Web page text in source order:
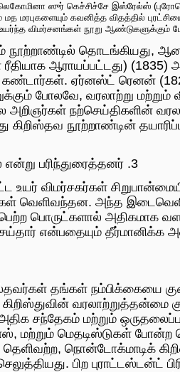
ஸுர் கெச்சிச்சே இஸ்ரேல்ஸ்
மரபுகளையும் கவனித்த விதத்தில்
விமர்சனங்கள் நூறு ஆண்டுகளுக்கும்
நூற்றாண்டில்
ஆராயப்பட்டது)
ஏர்னஸ்ட் ரெனன்
போலவே, வரலாற்று மற்றும்
அறிஞர்கள் நற்செய்திகளின்
கிறிஸ்தவ நூற்றாண்டின்
பரிந்துரைத்தனர் .3
விமர்சகர்கள்
வெளிவந்தன. அந்த
பொருட்களால் அதிகமாக
என்பதையும் தீர்மானிக்க
தங்கள் நம்பிக்கையை
அதிக சந்தேகம் மற்றும்
மற்றும் மெதடிஸ்டுகள் போன்ற
நொன்டோக்மாடிக்
பிற புராட்டஸ்டன்ட்